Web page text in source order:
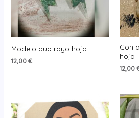
Modelo duo rayo hoja
12,00€
Con
hoja
12,00